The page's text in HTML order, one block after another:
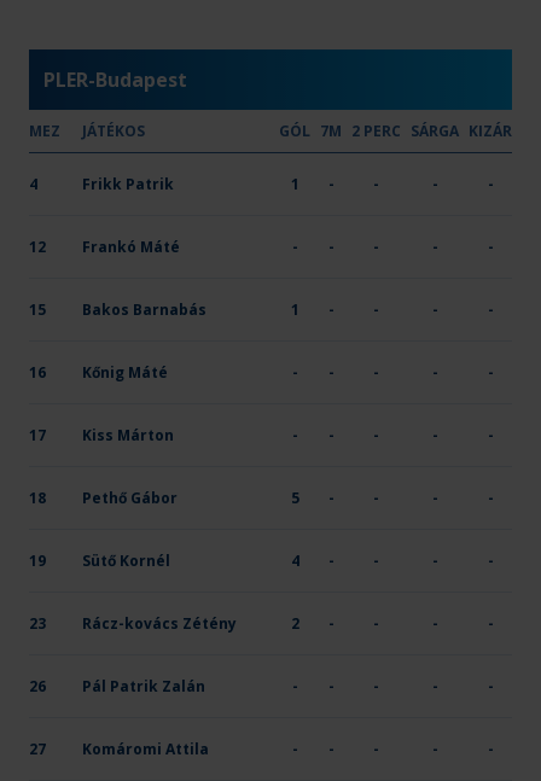
PLER-Budapest
MEZ JÁTÉKOS GÓL 7M 2 PERC SÁRGA KIZÁR
4 Frikk Patrik 1 - - - -
12 Frankó Máté - - - - -
15 Bakos Barnabás 1 - - - -
16 Kőnig Máté - - - - -
17 Kiss Márton - - - - -
18 Pethő Gábor 5 - - - -
19 Sütő Kornél 4 - - - -
23 Rácz-kovács Zétény 2 - - - -
26 Pál Patrik Zalán - - - - -
27 Komáromi Attila - - - - -